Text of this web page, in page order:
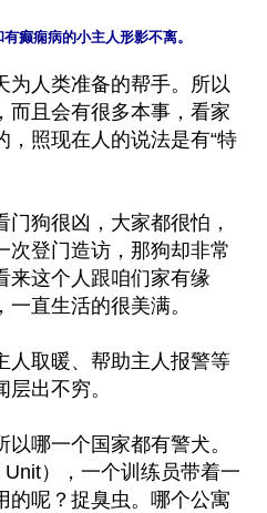
癫痫病的小主人形影不离。
为人类准备的帮手。所以
而且会有很多本事，看家
，照现在人的说法是有“特
狗很凶，大家都很怕，
次登门造访，那狗却非常
来这个人跟咱们家有缘
直生活的很美满。
人取暖、帮助主人报警等
出不穷。
哪一个国家都有警犬。
），一个训练员带着一
的呢？捉臭虫。哪个公寓